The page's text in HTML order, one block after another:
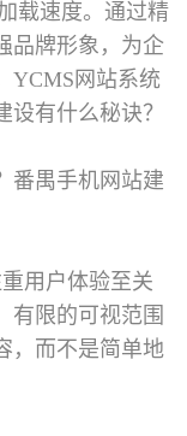
载速度。通过精
品牌形象，为企
YCMS网站系统
有什么秘诀？
番禺手机网站建
用户体验至关
有限的可视范围
，而不是简单地